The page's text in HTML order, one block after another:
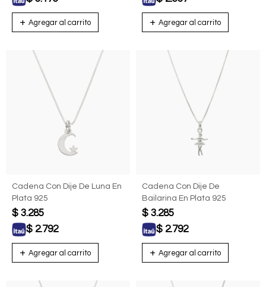
Cadena Con Dije De Luna En
Plata 925
$ 3.285
$ 2.792
Cadena Con Dije De
Bailarina En Plata 925
$ 3.285
$ 2.792